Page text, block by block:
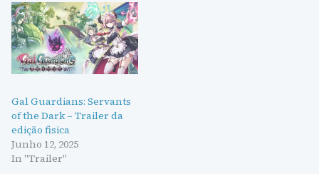
Gal Guardians: Servants
of the Dark – Trailer da
edição fisica
Junho 12, 2025
In "Trailer"